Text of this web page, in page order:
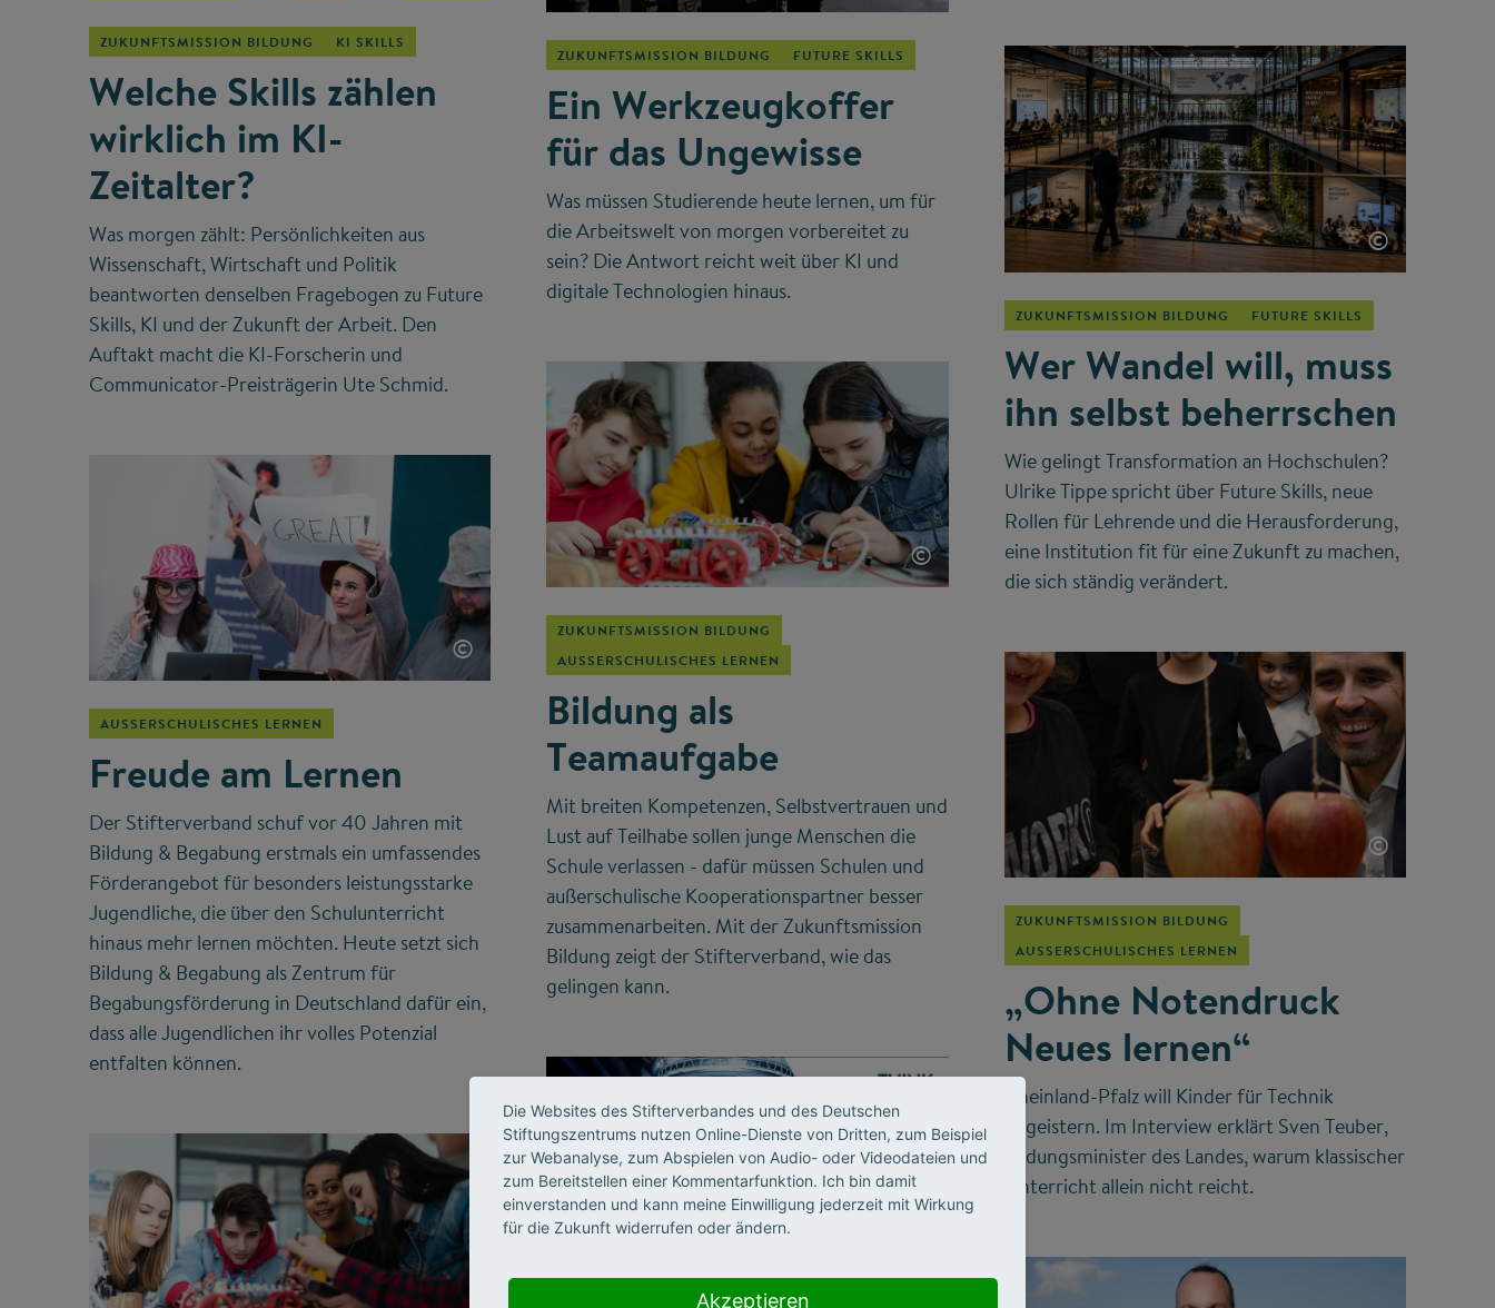
ZUKUNFTSMISSION BILDUNG KI SKILLS
Welche Skills zählen
wirklich im KI-
Zeitalter?
Was morgen zählt: Persönlichkeiten aus
Wissenschaft, Wirtschaft und Politik
beantworten denselben Fragebogen zu Future
Skills, KI und der Zukunft der Arbeit. Den
Auftakt macht die KI-Forscherin und
Communicator-Preisträgerin Ute Schmid.
ZUKUNFTSMISSION BILDUNG FUTURE SKILLS
Ein Werkzeugkoffer
für das Ungewisse
Was müssen Studierende heute lernen, um für
die Arbeitswelt von morgen vorbereitet zu
sein? Die Antwort reicht weit über KI und
digitale Technologien hinaus.
©
ZUKUNFTSMISSION BILDUNG FUTURE SKILLS
Wer Wandel will, muss
ihn selbst beherrschen
Wie gelingt Transformation an Hochschulen?
Ulrike Tippe spricht über Future Skills, neue
Rollen für Lehrende und die Herausforderung,
eine Institution fit für eine Zukunft zu machen,
die sich ständig verändert.
©
AUSSERSCHULISCHES LERNEN
Freude am Lernen
Der Stifterverband schuf vor 40 Jahren mit
Bildung & Begabung erstmals ein umfassendes
Förderangebot für besonders leistungsstarke
Jugendliche, die über den Schulunterricht
hinaus mehr lernen möchten. Heute setzt sich
Bildung & Begabung als Zentrum für
Begabungsförderung in Deutschland dafür ein,
dass alle Jugendlichen ihr volles Potenzial
entfalten können.
©
ZUKUNFTSMISSION BILDUNG
AUSSERSCHULISCHES LERNEN
Bildung als
Teamaufgabe
Mit breiten Kompetenzen, Selbstvertrauen und
Lust auf Teilhabe sollen junge Menschen die
Schule verlassen - dafür müssen Schulen und
außerschulische Kooperationspartner besser
zusammenarbeiten. Mit der Zukunftsmission
Bildung zeigt der Stifterverband, wie das
gelingen kann.
©
ZUKUNFTSMISSION BILDUNG
AUSSERSCHULISCHES LERNEN
„Ohne Notendruck
Neues lernen“
Rheinland-Pfalz will Kinder für Technik
begeistern. Im Interview erklärt Sven Teuber,
Bildungsminister des Landes, warum klassischer
Unterricht allein nicht reicht.
Die Websites des Stifterverbandes und des Deutschen
Stiftungszentrums nutzen Online-Dienste von Dritten, zum Beispiel
zur Webanalyse, zum Abspielen von Audio- oder Videodateien und
zum Bereitstellen einer Kommentarfunktion. Ich bin damit
einverstanden und kann meine Einwilligung jederzeit mit Wirkung
für die Zukunft widerrufen oder ändern.
Akzeptieren